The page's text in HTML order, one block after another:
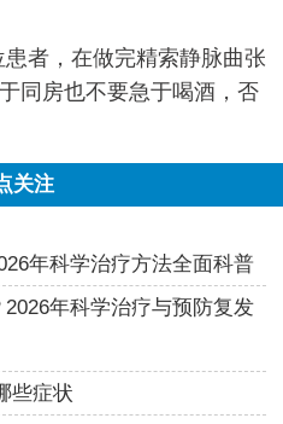
患者，在做完精索静脉曲张
同房也不要急于喝酒，否
关注
年科学治疗方法全面科普
年科学治疗与预防复发
些症状